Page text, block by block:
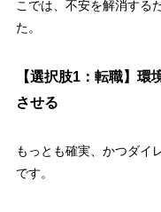
こでは、不安を解消する
た。
【選択肢1：転職】
させる
もっとも確実、かつダイ
です。